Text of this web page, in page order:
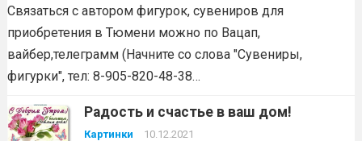
Связаться с автором фигурок, сувениров для
приобретения в Тюмени можно по Вацап,
вайбер,телеграмм (Начните со слова "Сувениры,
фигурки", тел: 8-905-820-48-38…
Радость и счастье в ваш дом!
Картинки 10.12.2021